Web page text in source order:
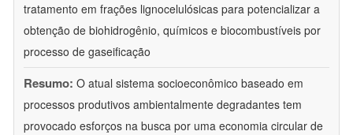
tratamento em frações lignocelulósicas para potencializar a
obtenção de biohidrogênio, químicos e biocombustíveis por
processo de gaseificação
Resumo: O atual sistema socioeconômico baseado em
processos produtivos ambientalmente degradantes tem
provocado esforços na busca por uma economia circular de